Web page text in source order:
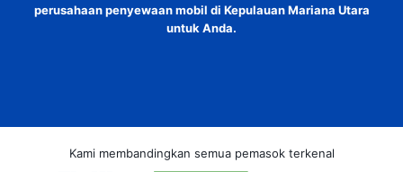
perusahaan penyewaan mobil di Kepulauan Mariana Utara
untuk Anda.
Kami membandingkan semua pemasok terkenal